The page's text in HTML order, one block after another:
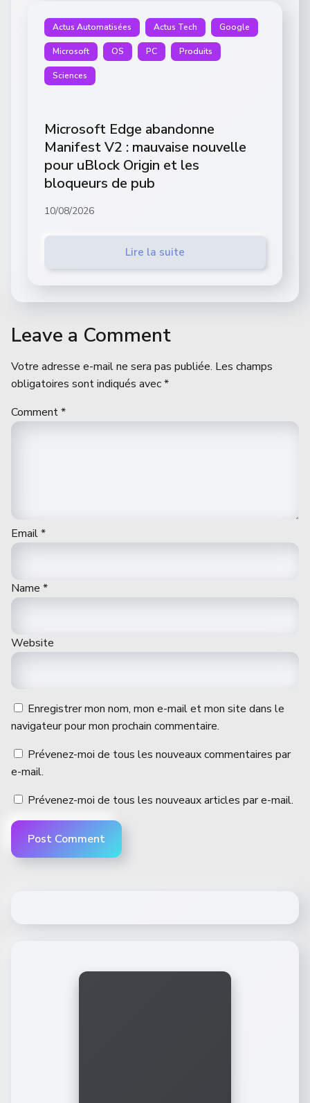
Actus Automatisées Actus Tech Google
Microsoft OS PC Produits
Sciences
Microsoft Edge abandonne
Manifest V2 : mauvaise nouvelle
pour uBlock Origin et les
bloqueurs de pub
10/08/2026
Lire la suite
Leave a Comment
Votre adresse e-mail ne sera pas publiée. Les champs
obligatoires sont indiqués avec*
Comment*
Email*
Name *
Website
Enregistrer mon nom, mon e-mail et mon site dans le
navigateur pour mon prochain commentaire.
Prévenez-moi de tous les nouveaux commentaires par
e-mail.
Prévenez-moi de tous les nouveaux articles par e-mail.